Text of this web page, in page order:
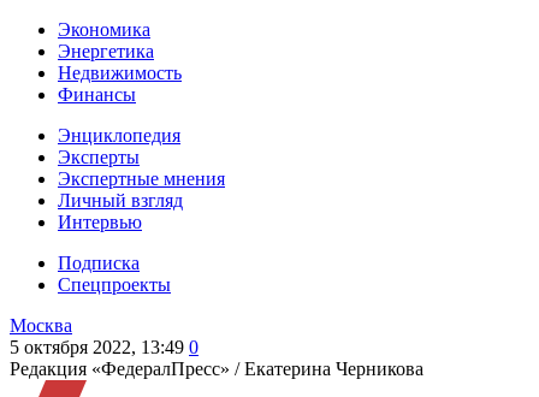
Экономика
Энергетика
Недвижимость
Финансы
Энциклопедия
Эксперты
Экспертные мнения
Личный взгляд
Интервью
Подписка
Спецпроекты
Москва
5 октября 2022, 13:49 0
Редакция «ФедералПресс» /Екатерина Черникова